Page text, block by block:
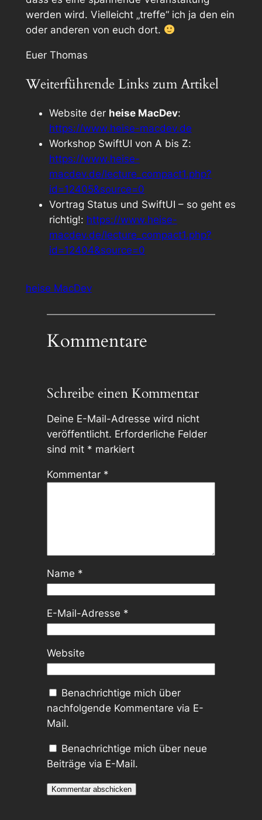
werden wird. Vielleicht „treffe“ ich ja den ein
oder anderen von euch dort.
Euer Thomas
Weiterführende Links zum Artikel
Website der heise MacDev:
https://www.heise-macdev.de
Workshop SwiftUI von A bis Z:
https://www.heise-
macdev.de/lecture_compact1.php?
id=12405&source=0
Vortrag Status und SwiftUI – so geht es
richtig!: https://www.heise-
macdev.de/lecture_compact1.php?
id=12404&source=0
heise MacDev
Kommentare
Schreibe einen Kommentar
Deine E-Mail-Adresse wird nicht
veröffentlicht. Erforderliche Felder
sind mit * markiert
Kommentar *
Name *
E-Mail-Adresse *
Website
Benachrichtige mich über
nachfolgende Kommentare via E-
Mail.
Benachrichtige mich über neue
Beiträge via E-Mail.